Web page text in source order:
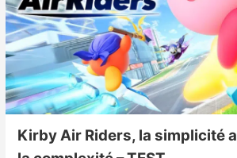
Kirby Air Riders, la simplicité